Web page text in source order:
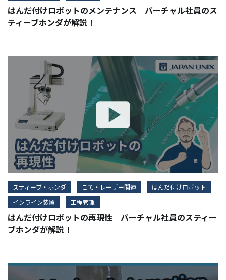
はんだ付けロボットのメンテナンス バーチャル社員のス
ティーブホンダが解説！
スティーブ・ホンダ こて・レーザー関連
はんだ付けロボット
インライン装置
工程管理
はんだ付けロボットの再現性 バーチャル社員のスティー
ブホンダが解説！